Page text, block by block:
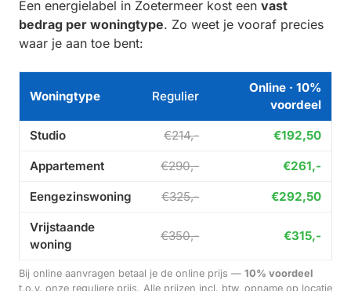
Een energielabel in Zoetermeer kost een vast
bedrag per woningtype. Zo weet je vooraf precies
waar je aan toe bent:
Woningtype Regulier
Online · 10%
voordeel
Studio €214,- €192,50
Appartement €290,- €261,-
Eengezinswoning €325,- €292,50
Vrijstaande
woning
€350,- €315,-
Bij online aanvragen betaal je de online prijs — 10% voordeel
t.o.v. onze reguliere prijs. Alle prijzen incl. btw, opname op locatie